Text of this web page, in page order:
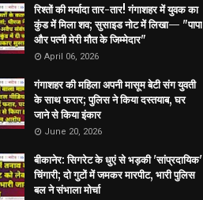
रिश्तों की मर्यादा तार-तार! गंगाशहर में युवक का
कुंड में मिला शव; सुसाइड नोट में लिखा— "पापा
और पत्नी मेरी मौत के जिम्मेदार"
April 06, 2026
गंगाशहर की महिला अपनी मासूम बेटी संग युवती
के साथ फरार; पुलिस ने किया दस्तयाब, घर
जाने से किया इंकार
June 20, 2026
बीकानेर: सिगरेट के धुएं से भड़की 'सांप्रदायिक'
चिंगारी; दो गुटों में जमकर मारपीट, भारी पुलिस
बल ने संभाला मोर्चा